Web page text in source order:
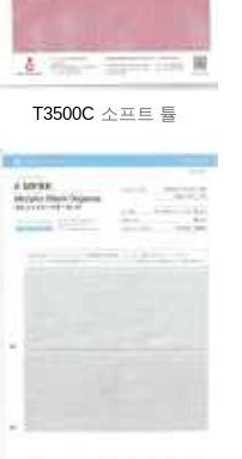
T3500C 소프트 튤